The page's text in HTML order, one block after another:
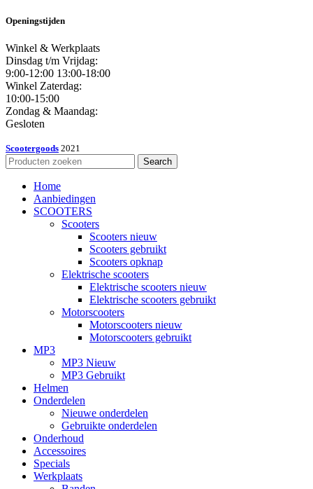
Openingstijden
Winkel & Werkplaats
Dinsdag t/m Vrijdag:
9:00-12:00 13:00-18:00
Winkel Zaterdag:
10:00-15:00
Zondag & Maandag:
Gesloten
Scootergoods 2021
Search
Home
Aanbiedingen
SCOOTERS
Scooters
Scooters nieuw
Scooters gebruikt
Scooters opknap
Elektrische scooters
Elektrische scooters nieuw
Elektrische scooters gebruikt
Motorscooters
Motorscooters nieuw
Motorscooters gebruikt
MP3
MP3 Nieuw
MP3 Gebruikt
Helmen
Onderdelen
Nieuwe onderdelen
Gebruikte onderdelen
Onderhoud
Accessoires
Specials
Werkplaats